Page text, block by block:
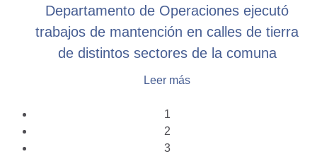
Departamento de Operaciones ejecutó
trabajos de mantención en calles de tierra
de distintos sectores de la comuna
Leer más
1
2
3